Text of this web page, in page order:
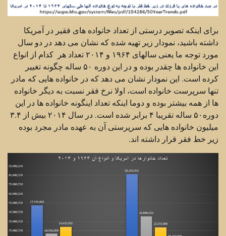
برای اینکه تصویر درستی از تعداد خانواده های فقیر در آمریکا
داشته باشید، نمودار زیر تهیه شده که نشان می دهد در دو سال
مورد توجه ما یعنی سالهای ۱۹۶۴ و ۲۰۱۴ تعداد هر کدام از انواع
این خانواده ها چقدر بوده و در این دوره ۵۰ ساله چگونه تغییر
کرده است. این نمودار نشان می دهد که در خانواده هایی که مادر
تنها سرپرست خانواده است، اولا نرخ فقر نسبت به دیگر خانواده
ها از همه بیشتر بوده و دوما اینکه تعداد اینگونه خانواده ها در این
دوره۵۰ ساله تقریبا ۴ برابر شده است. در سال ۲۰۱۴ بیش از ۳.۴
میلیون خانواده هایی که سرپرستی آن به عهده مادر مجرد بوده
زیر خط فقر قرار داشته اند.